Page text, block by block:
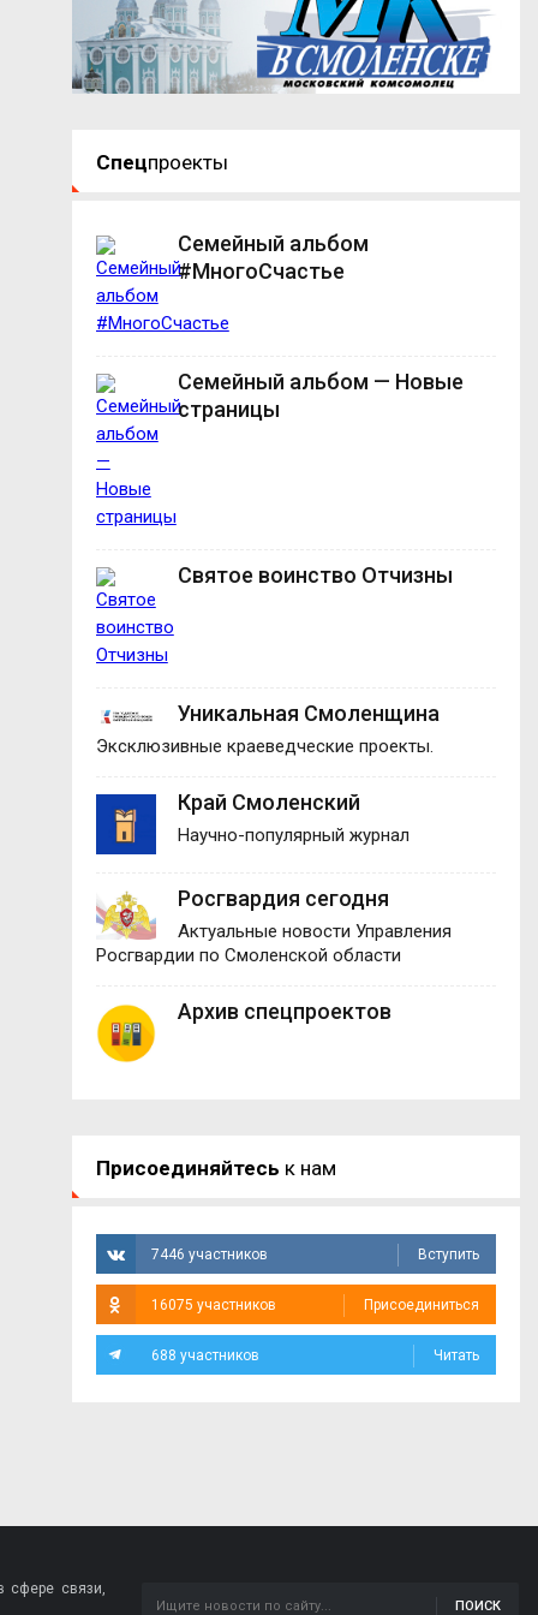
Спецпроекты
Семейный альбом
#МногоСчастье
Семейный альбом — Новые
страницы
Святое воинство Отчизны
Уникальная Смоленщина
Эксклюзивные краеведческие проекты.
Край Смоленский
Научно-популярный журнал
Росгвардия сегодня
Актуальные новости Управления
Росгвардии по Смоленской области
Архив спецпроектов
Присоединяйтесь к нам
7446 участников Вступить
16075 участников Присоединиться
688 участников Читать
сфере связи,
ПОИСК